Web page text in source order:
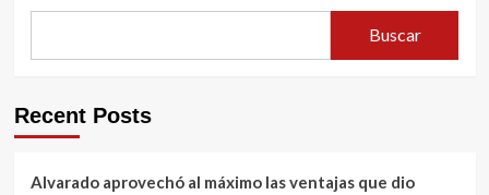
Buscar
Recent Posts
Alvarado aprovechó al máximo las ventajas que dio